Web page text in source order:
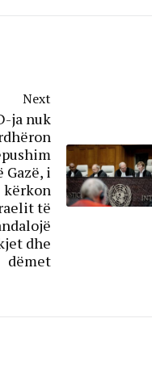
Next
ja nuk
Gazë, i
kërkon
të
dhe
dëmet